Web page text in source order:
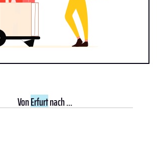
VonErfurtnach ...